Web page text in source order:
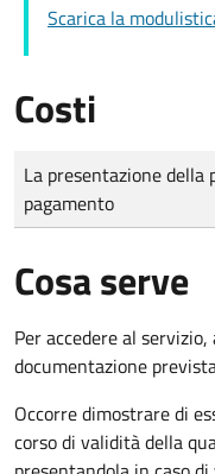
Scarica la
Costi
Tipo di pagamento
Importo
La presentazione della
pagamento
Cosa serve
Per accedere al
documentazione
Occorre dimostrare di
corso di validità della